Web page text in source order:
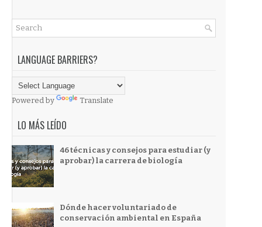
LANGUAGE BARRIERS?
Powered by Translate
LO MÁS LEÍDO
46 técnicas y consejos para estudiar (y
aprobar) la carrera de biología
Dónde hacer voluntariado de
conservación ambiental en España